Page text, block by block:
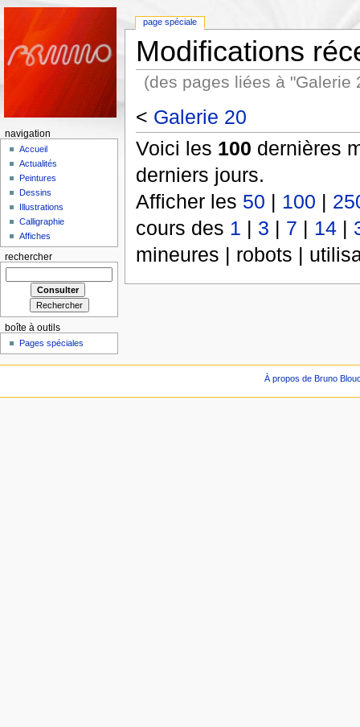
Modifications
(des pages liées à "Galerie
< Galerie 20
Voici les 100 dernières
derniers jours.
Afficher les 50 | 100 |
cours des 1 | 3 | 7 | 14|
mineures | robots |
page spéciale
navigation
Accueil
Actualités
Peintures
Dessins
Illustrations
Calligraphie
Affiches
rechercher
boîte à outils
Pages spéciales
À propos de Bruno